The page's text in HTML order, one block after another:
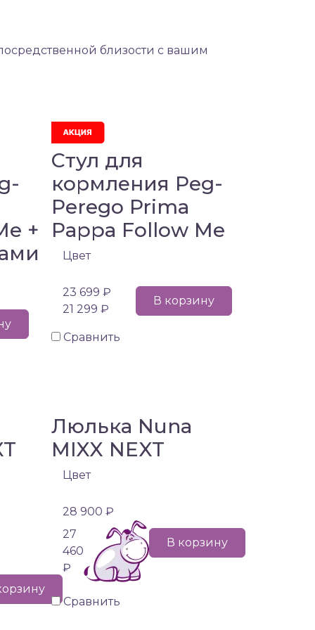
близости с вашим
+
Стул для
кормления Peg-
Perego Prima
Pappa Follow Me
Цвет
23 699 ₽
21 299 ₽
В корзину
Сравнить
Люлька Nuna
MIXX NEXT
Цвет
28 900 ₽
27
460
₽
В корзину
Сравнить